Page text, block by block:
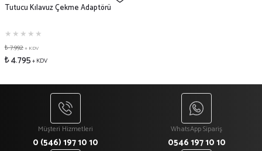
Tutucu Kılavuz Çekme Adaptörü
₺ 7.992+ KDV
₺ 4.795+ KDV
Müşteri Hizmetleri
0 (546) 197 10 10
WhatsApp Sipariş
0546 197 10 10